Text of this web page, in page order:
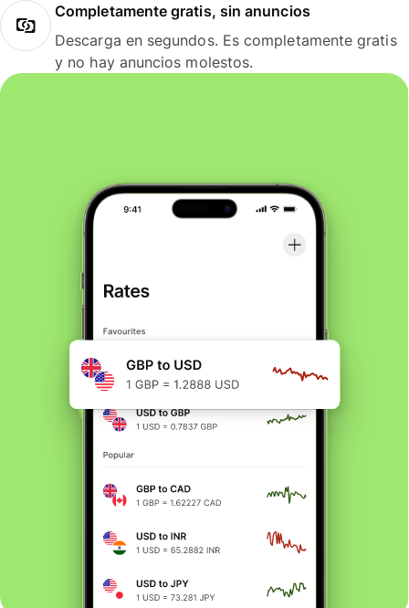
Completamente gratis, sin anuncios
Descarga en segundos. Es completamente gratis
y no hay anuncios molestos.